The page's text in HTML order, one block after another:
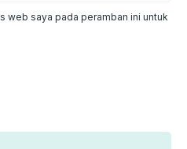
web saya pada peramban ini untuk